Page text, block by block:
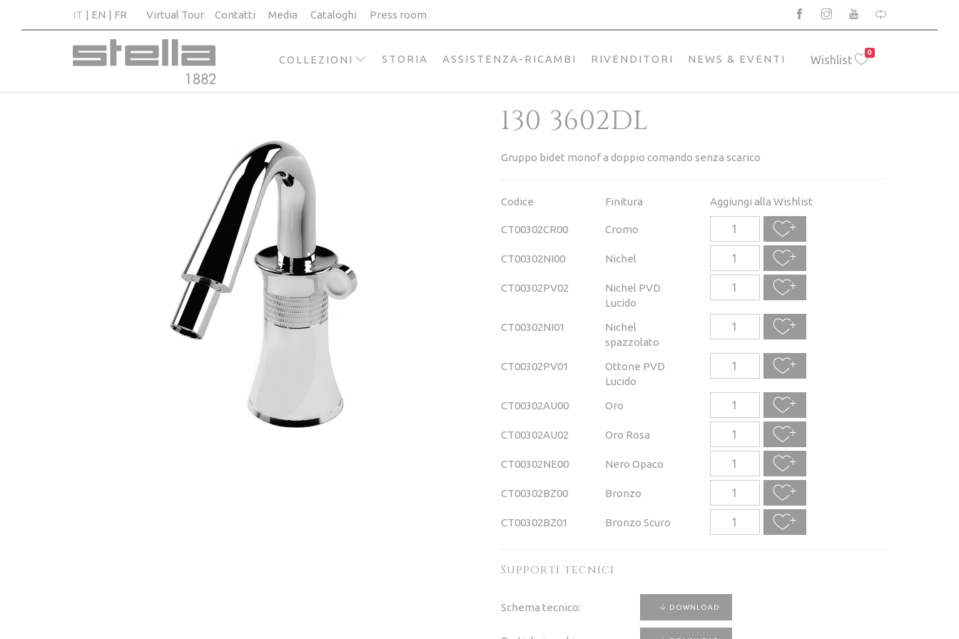
IT EN FR Virtual Tour Contatti Media Cataloghi Press room
Wishlist
0
COLLEZIONI STORIA ASSISTENZA-RICAMBI RIVENDITORI NEWS & EVENTI
130 3602DL
Gruppo bidet monof a doppio comando senza scarico
Codice Finitura Aggiungi alla Wishlist
CT00302CR00 Cromo
CT00302NI00 Nichel
CT00302PV02
Nichel PVD
Lucido
CT00302NI01
Nichel
spazzolato
CT00302PV01
Ottone PVD
Lucido
CT00302AU00
Oro
CT00302AU02 Oro Rosa
CT00302NE00 Nero Opaco
CT00302BZ00 Bronzo
CT00302BZ01 Bronzo Scuro
Supporti tecnici
Schema tecnico: DOWNLOAD